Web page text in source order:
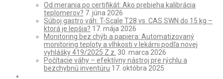
Od merania po certifikát: Ako prebieha kalibrácia
teplomerov? 7. júna 2026
Súboj gastro váh: T-Scale T28 vs. CAS SWN do 15 kg –
ktorá je lepšia? 17. mája 2026
Monitoring bez chýb a papiera: Automatizovaný
monitoring teploty a vlhkosti v lekárni podľa novej
vyhlášky 419/2025 Z.z. 30. marca 2026
Počítacie váhy – efektívny nástroj pre rýchlu a
bezchybnú inventúru 17. októbra 2025